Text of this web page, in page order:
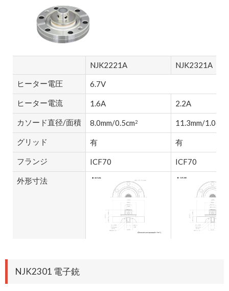
NJK2221A
NJK2321A
ヒーター電圧
6.7V
ヒーター電流 1.6A 2.2A
カソード直径/面積 8.0mm/0.5cm2 11.3mm/1.0cm
グリッド 有 有
フランジ ICF70 ICF70
外形寸法
NJK2301 電子銃